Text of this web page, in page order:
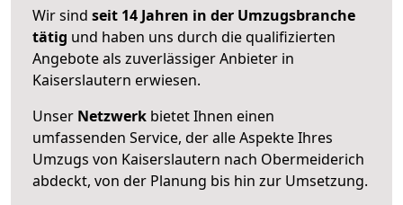
Wir sind seit 14 Jahren in der Umzugsbranche
tätig und haben uns durch die qualifizierten
Angebote als zuverlässiger Anbieter in
Kaiserslautern erwiesen.
Unser Netzwerk bietet Ihnen einen
umfassenden Service, der alle Aspekte Ihres
Umzugs von Kaiserslautern nach Obermeiderich
abdeckt, von der Planung bis hin zur Umsetzung.